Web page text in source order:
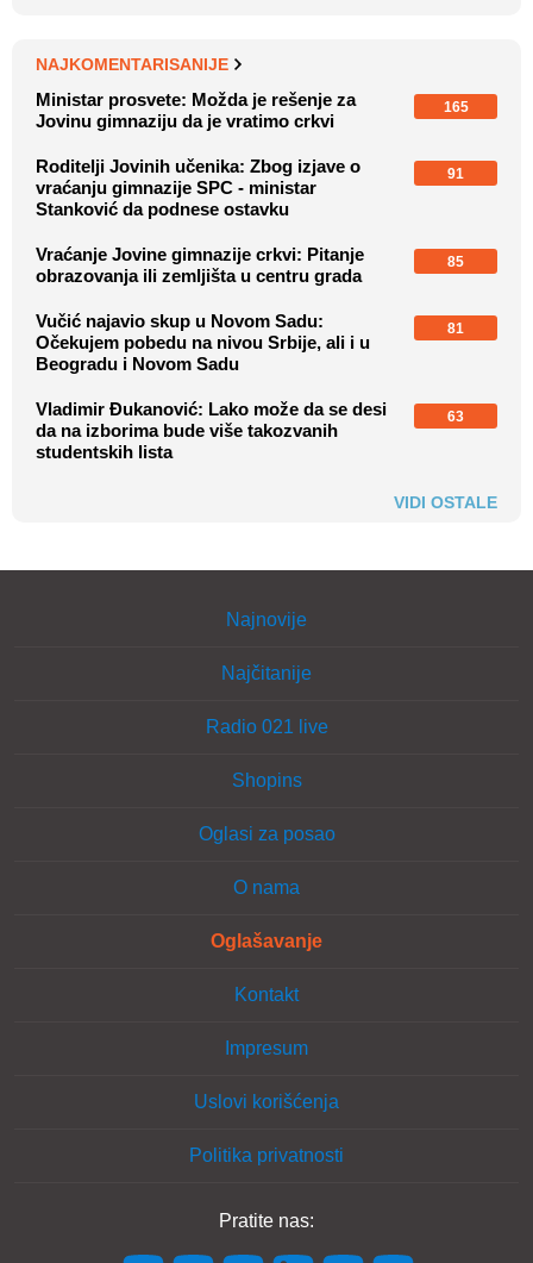
NAJKOMENTARISANIJE
Ministar prosvete: Možda je rešenje za
Jovinu gimnaziju da je vratimo crkvi
165
Roditelji Jovinih učenika: Zbog izjave o
vraćanju gimnazije SPC - ministar
Stanković da podnese ostavku
91
Vraćanje Jovine gimnazije crkvi: Pitanje
obrazovanja ili zemljišta u centru grada
85
Vučić najavio skup u Novom Sadu:
Očekujem pobedu na nivou Srbije, ali i u
Beogradu i Novom Sadu
81
Vladimir Đukanović: Lako može da se desi
da na izborima bude više takozvanih
studentskih lista
63
VIDI OSTALE
Najnovije
Najčitanije
Radio 021 live
Shopins
Oglasi za posao
O nama
Oglašavanje
Kontakt
Impresum
Uslovi korišćenja
Politika privatnosti
Pratite nas: